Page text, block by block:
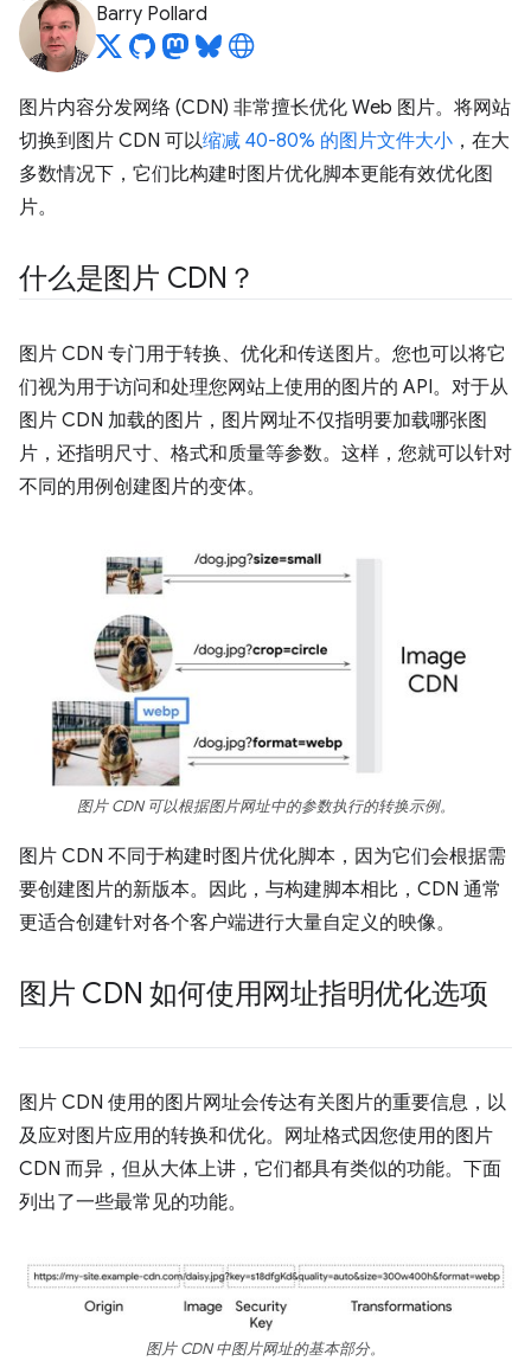
Barry Pollard
图片内容分发网络 (CDN) 非常擅长优化 Web 图片。将网站
切换到图片 CDN 可以缩减 40-80% 的图片文件大小 ，在大
多数情况下，它们比构建时图片优化脚本更能有效优化图
片。
什么是图片 CDN？
图片 CDN 专门用于转换、优化和传送图片。您也可以将它
们视为用于访问和处理您网站上使用的图片的 API。对于从
图片 CDN 加载的图片，图片网址不仅指明要加载哪张图
片，还指明尺寸、格式和质量等参数。这样，您就可以针对
不同的用例创建图片的变体。
图片 CDN 可以根据图片网址中的参数执行的转换示例。
图片 CDN 不同于构建时图片优化脚本，因为它们会根据需
要创建图片的新版本。因此，与构建脚本相比，CDN 通常
更适合创建针对各个客户端进行大量自定义的映像。
图片 CDN 如何使用网址指明优化选项
图片 CDN 使用的图片网址会传达有关图片的重要信息，以
及应对图片应用的转换和优化。网址格式因您使用的图片
CDN 而异，但从大体上讲，它们都具有类似的功能。下面
列出了一些最常见的功能。
图片 CDN 中图片网址的基本部分。